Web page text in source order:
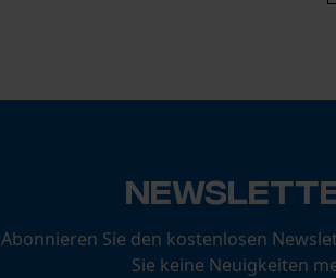
Abonnieren Sie den kostenlosen
Sie keine Neuigkeiten